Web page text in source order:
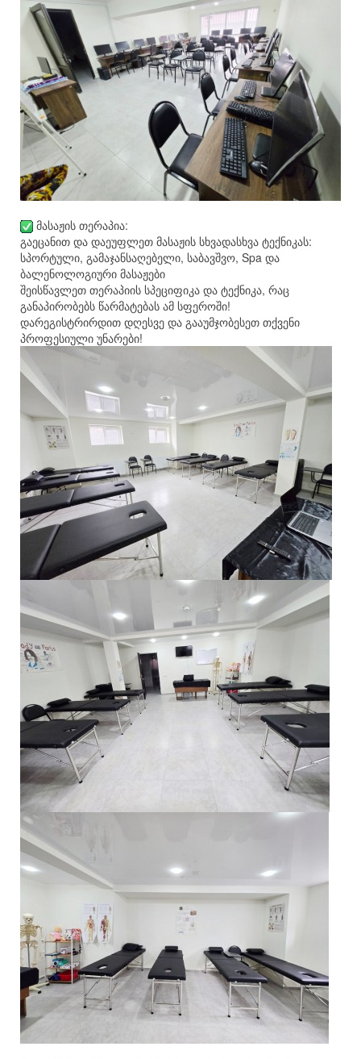
მასაჟის თერაპია:
გაეცანით და დაეუფლეთ მასაჟის სხვადასხვა ტექნიკას:
სპორტული, გამაჯანსაღებელი, საბავშვო, Spa და
ბალენოლოგიური მასაჟები
შეისწავლეთ თერაპიის სპეციფიკა და ტექნიკა, რაც
განაპირობებს წარმატებას ამ სფეროში!
დარეგისტრირდით დღესვე და გააუმჯობესეთ თქვენი
პროფესიული უნარები!